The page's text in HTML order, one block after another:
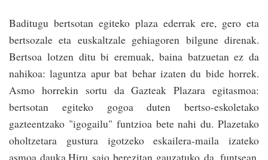
Baditugu bertsotan egiteko plaza ederrak ere, gero eta
bertsozale eta euskaltzale gehiagoren bilgune direnak.
Bertsoa lotzen ditu bi eremuak, baina batzuetan ez da
nahikoa: laguntza apur bat behar izaten du bide horrek.
Asmo horrekin sortu da Gazteak Plazara egitasmoa:
bertsotan egiteko gogoa duten bertso-eskoletako
gazteentzako "igogailu" funtzioa bete nahi du. Plazetako
oholtzetara gustura igotzeko eskailera-maila izateko